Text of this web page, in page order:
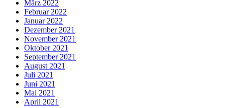
März 2022
Februar 2022
Januar 2022
Dezember 2021
November 2021
Oktober 2021
September 2021
August 2021
Juli 2021
Juni 2021
Mai 2021
April 2021